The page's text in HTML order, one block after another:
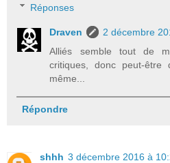
Réponses
Draven
2 décembre
Alliés semble tout de
critiques, donc peut-
même...
Répondre
shhh 3 décembre 2016 à